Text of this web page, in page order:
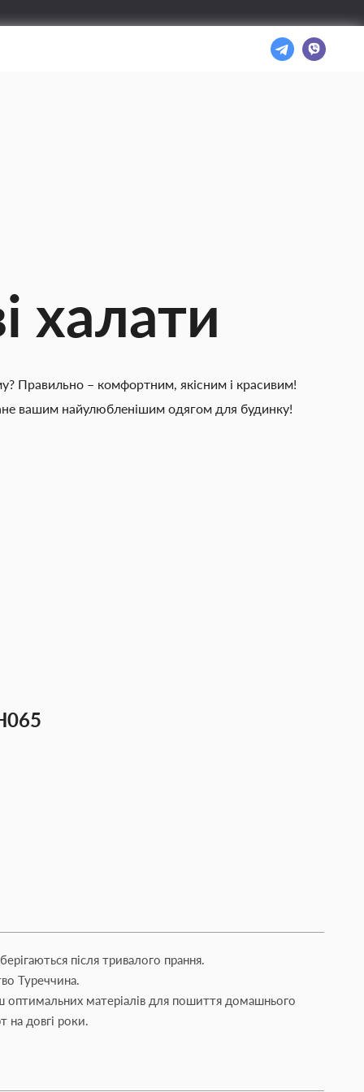
халати
Правильно – комфортним, якісним і красивим!
вашим найулюбленішим одягом для будинку!
після тривалого прання.
Туреччина.
матеріалів для пошиття домашнього
на довгі роки.